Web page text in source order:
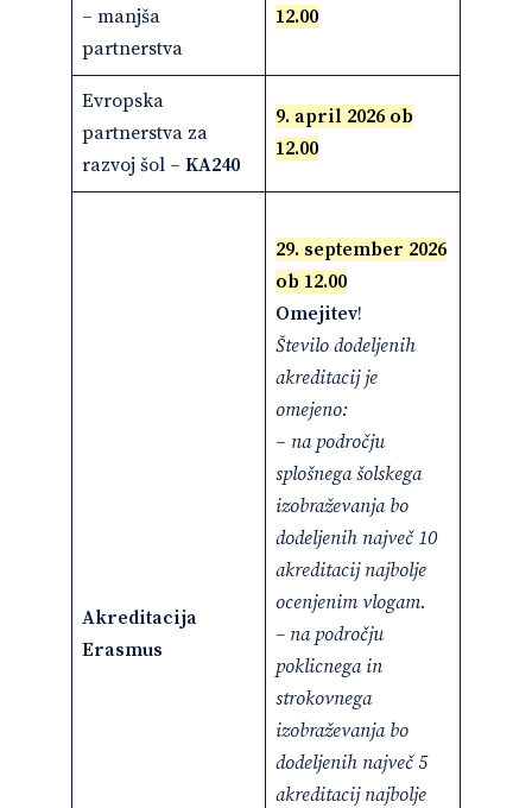
– manjša
partnerstva
12.00
Evropska
partnerstva za
razvoj šol – KA240
9. april 2026 ob
12.00
Akreditacija
Erasmus
29. september 2026
ob 12.00
Omejitev!
Število dodeljenih
akreditacij je
omejeno:
– na področju
splošnega šolskega
izobraževanja bo
dodeljenih največ 10
akreditacij najbolje
ocenjenim vlogam.
– na področju
poklicnega in
strokovnega
izobraževanja bo
dodeljenih največ 5
akreditacij najbolje